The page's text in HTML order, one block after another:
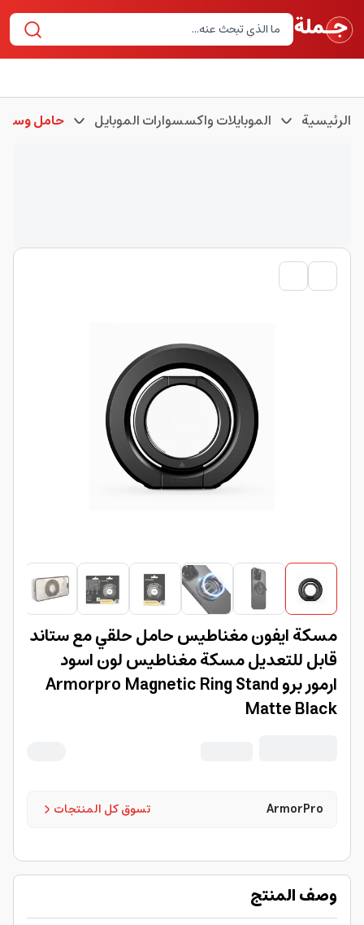
الرئيسية الموبايلات واكسسوارات الموبايل حامل
مسكة ايفون مغناطيس حامل حلقي مع ستاند
قابل للتعديل مسكة مغناطيس لون اسود
ارمور برو Armorpro Magnetic Ring Stand
Matte Black
تسوق كل المنتجات ArmorPro
وصف المنتج